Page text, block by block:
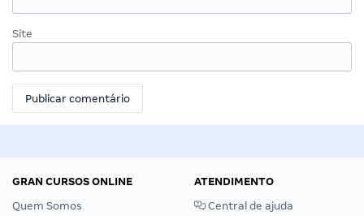
Site
GRAN CURSOS ONLINE
Quem Somos
ATENDIMENTO
Central de ajuda